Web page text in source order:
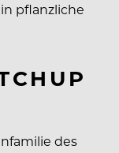
pflanzliche
des